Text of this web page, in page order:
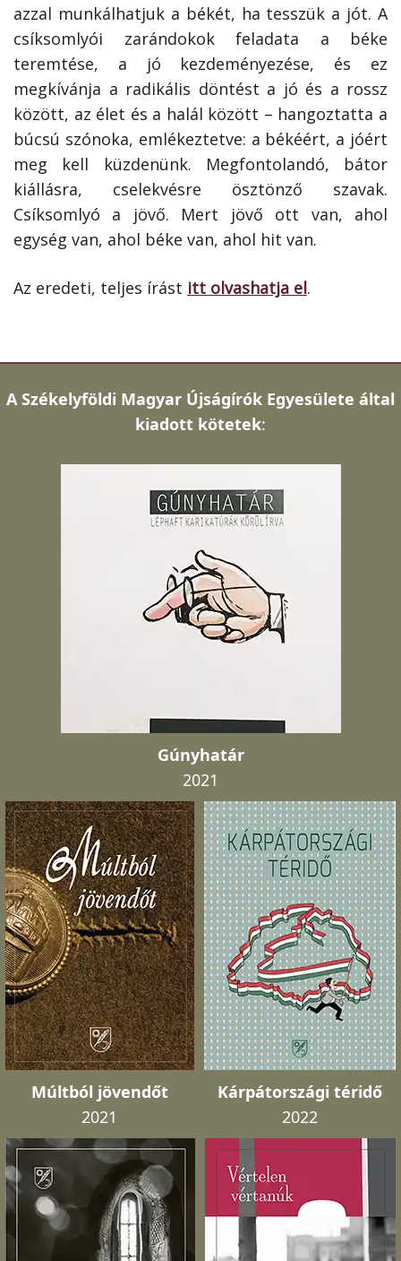
azzal munkálhatjuk a békét, ha tesszük a jót. A
csíksomlyói zarándokok feladata a béke
teremtése, a jó kezdeményezése, és ez
megkívánja a radikális döntést a jó és a rossz
között, az élet és a halál között – hangoztatta a
búcsú szónoka, emlékeztetve: a békéért, a jóért
meg kell küzdenünk. Megfontolandó, bátor
kiállásra, cselekvésre ösztönző szavak.
Csíksomlyó a jövő. Mert jövő ott van, ahol
egység van, ahol béke van, ahol hit van.
Az eredeti, teljes írást itt olvashatja el.
A Székelyföldi Magyar Újságírók Egyesülete által
kiadott kötetek:
Gúnyhatár
2021
Múltból jövendőt
2021
Kárpátországi téridő
2022